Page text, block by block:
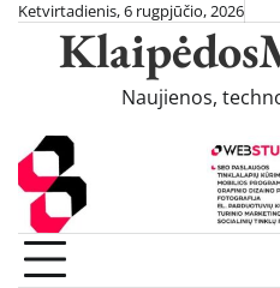
Skip
content
Ketvirtadienis, 6 rugpjūčio, 2026
Naujienos,